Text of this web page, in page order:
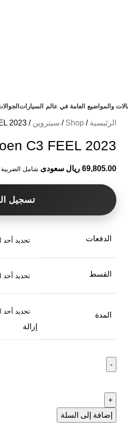
والمواضيع العامة في عالم السيارات
الرئيسية Shop سيتروين 2023
C3 FEEL 2023
69,805.00 ريال سعودى شامل الضريبة
تسجيل
الدفعات
القسط
المدة
إزالة
إضافة إلى السلة